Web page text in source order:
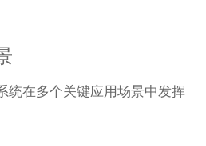
统在多个关键应用场景中发挥